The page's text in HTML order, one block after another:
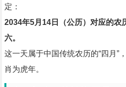
定：
2034年5月14日（公历）对应的农
六。
这一天属于中国传统农历的“四月”
肖为虎年。